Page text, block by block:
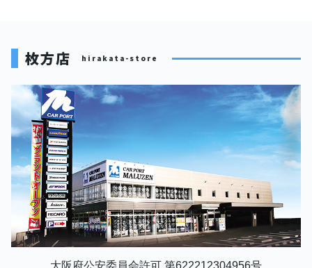
枚方店 hirakata-store